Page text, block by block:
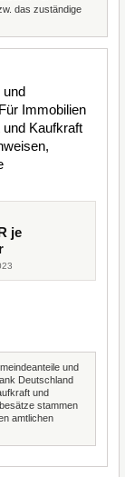
das zuständige
und
Immobilien
Kaufkraft
je
und
Deutschland
und
stammen
amtlichen